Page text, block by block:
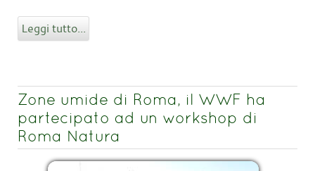
Leggi tutto...
Zone umide di Roma, il WWF ha
partecipato ad un workshop di
Roma Natura